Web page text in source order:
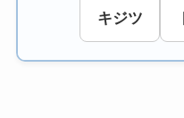
キジツ